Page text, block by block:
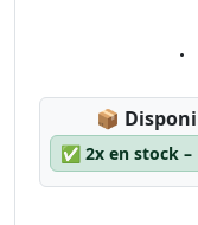
📦
✅ 2x en stock